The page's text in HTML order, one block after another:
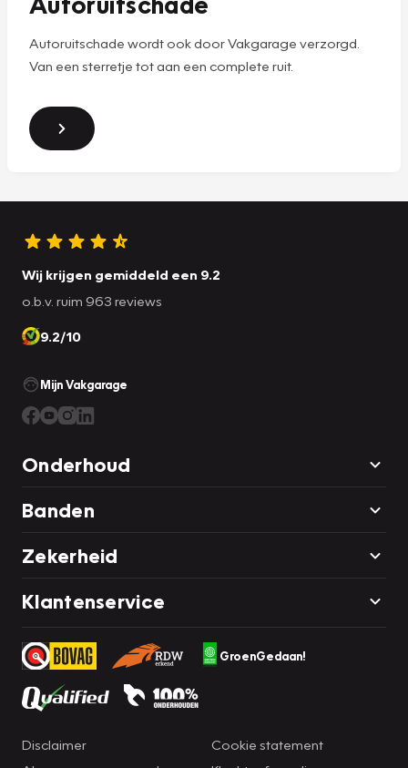
Autoruitschade wordt ook door Vakgarage verzorgd.
Van een sterretje tot aan een complete ruit.
Wij krijgen gemiddeld een 9.2
o.b.v. ruim 963 reviews
9.2/10
Mijn Vakgarage
Onderhoud
Banden
Zekerheid
Klantenservice
GroenGedaan!
Disclaimer
Cookie statement